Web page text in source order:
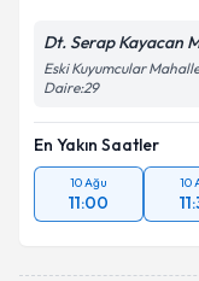
Dt. Serap Kayacan
Eski Kuyumcular
Daire:29
En Yakın Saatler
10 Ağu
11:00
10